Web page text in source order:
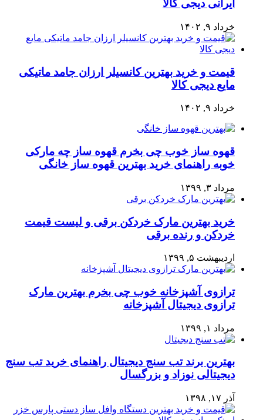
ایرانی دیجی کالا
خرداد ۹, ۱۴۰۲
قیمت و خرید بهترین کانسیلر ارزان جامد ماتیکی
مایع دیجی کالا
خرداد ۹, ۱۴۰۲
قهوه ساز خوب چی بخرم قهوه ساز چه مارکی
خوبه راهنمای خرید بهترین قهوه ساز خانگی
مرداد ۳, ۱۳۹۹
خرید بهترین مارک خردکن برقی و لیست قیمت
خردکن و رنده برقی
اردیبهشت ۵, ۱۳۹۹
ترازوی آشپزخانه خوب چی بخرم بهترین مارک
ترازوی دیجیتال آشپزخانه
مرداد ۱, ۱۳۹۹
بهترین برند تب سنج دیجیتال راهنمای خرید تب سنج
دیجیتالی نوزاد و بزرگسال
آذر ۱۷, ۱۳۹۸